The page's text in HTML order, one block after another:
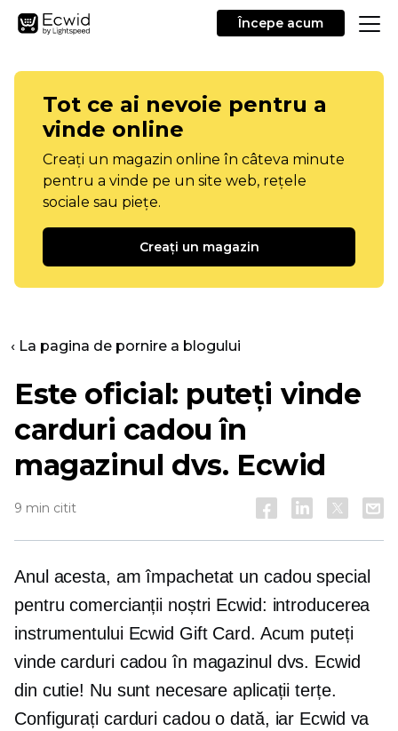
Începe acum
Tot ce ai nevoie pentru a
vinde online
Creați un magazin online în câteva minute
pentru a vinde pe un site web, rețele
sociale sau piețe.
Creați un magazin
‹ La pagina de pornire a blogului
Este oficial: puteți vinde
carduri cadou în
magazinul dvs. Ecwid
9 min citit
Anul acesta, am împachetat un cadou special
pentru comercianții noștri Ecwid: introducerea
instrumentului Ecwid Gift Card. Acum puteți
vinde carduri cadou în magazinul dvs. Ecwid
din cutie! Nu sunt necesare aplicații terțe.
Configurați carduri cadou o dată, iar Ecwid va